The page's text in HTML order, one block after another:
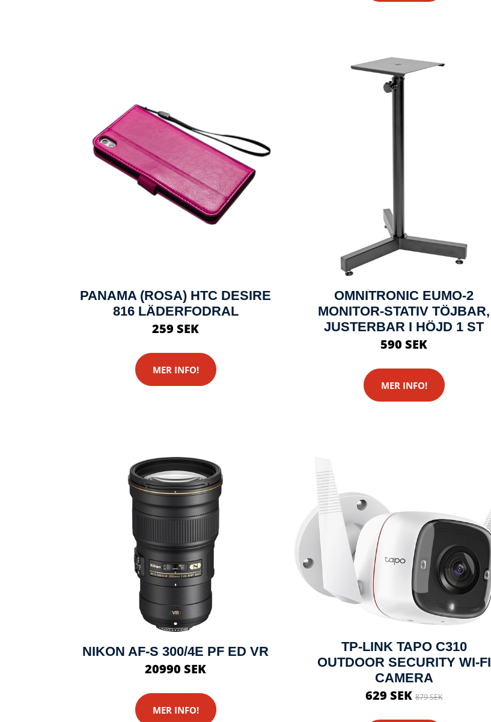
PANAMA (ROSA) HTC DESIRE
816 LÄDERFODRAL
259 SEK
MER INFO!
OMNITRONIC EUMO-2
MONITOR-STATIV TÖJBAR,
JUSTERBAR I HÖJD 1 ST
590 SEK
MER INFO!
NIKON AF-S 300/4E PF ED VR
20990 SEK
MER INFO!
TP-LINK TAPO C310
OUTDOOR SECURITY WI-FI
CAMERA
629 SEK 879 SEK